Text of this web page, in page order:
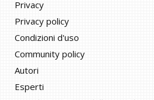
Privacy
Privacy policy
Condizioni d'uso
Community policy
Autori
Esperti